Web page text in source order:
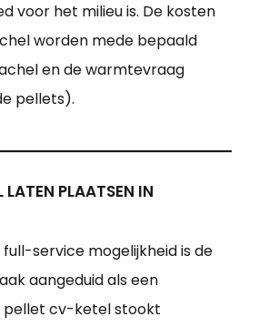
voor het milieu is. De kosten
worden mede bepaald
en de warmtevraag
pellets).
LATEN PLAATSEN IN
service mogelijkheid is de
aangeduid als een
pellet cv-ketel stookt